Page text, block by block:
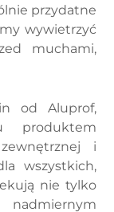
przydatne
wywietrzyć
muchami,
od Aluprof,
produktem
i
wszystkich,
nie tylko